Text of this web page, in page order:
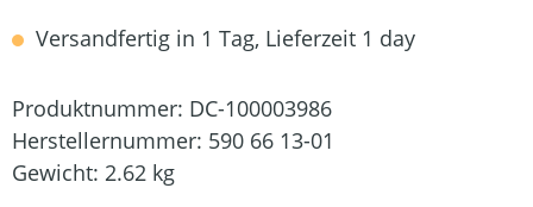
Versandfertig in 1 Tag, Lieferzeit 1 day
Produktnummer: DC-100003986
Herstellernummer: 590 66 13-01
Gewicht: 2.62 kg